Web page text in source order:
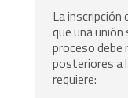
La inscripción
que una
proceso debe
posteriores a
requiere: